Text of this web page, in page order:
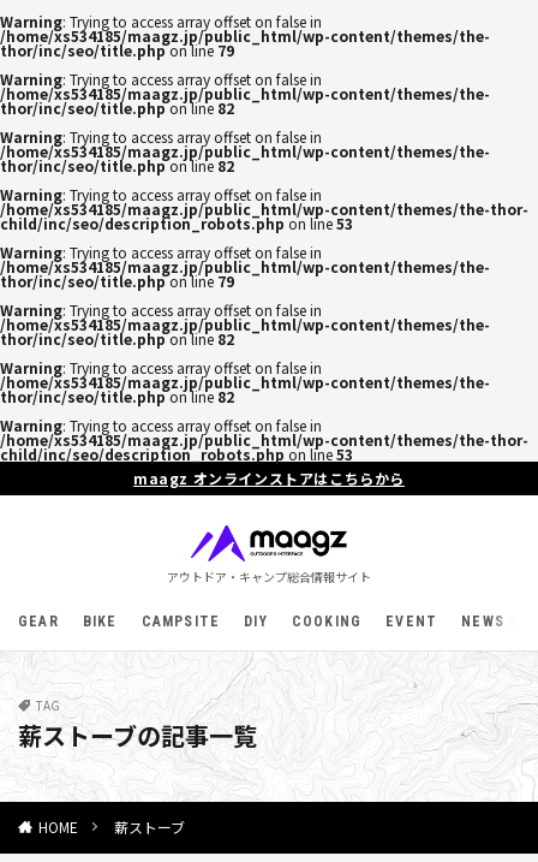
Warning: Trying to access array offset on false in
/home/xs534185/maagz.jp/public_html/wp-content/themes/the-
thor/inc/seo/title.phpon line 79
Warning: Trying to access array offset on false in
/home/xs534185/maagz.jp/public_html/wp-content/themes/the-
thor/inc/seo/title.phpon line 82
Warning: Trying to access array offset on false in
/home/xs534185/maagz.jp/public_html/wp-content/themes/the-
thor/inc/seo/title.phpon line 82
Warning: Trying to access array offset on false in
/home/xs534185/maagz.jp/public_html/wp-content/themes/the-thor-
child/inc/seo/description_robots.php on line53
Warning: Trying to access array offset on false in
/home/xs534185/maagz.jp/public_html/wp-content/themes/the-
thor/inc/seo/title.phpon line 79
Warning: Trying to access array offset on false in
/home/xs534185/maagz.jp/public_html/wp-content/themes/the-
thor/inc/seo/title.phpon line 82
Warning: Trying to access array offset on false in
/home/xs534185/maagz.jp/public_html/wp-content/themes/the-
thor/inc/seo/title.phpon line 82
Warning: Trying to access array offset on false in
/home/xs534185/maagz.jp/public_html/wp-content/themes/the-thor-
child/inc/seo/description_robots.php on line53
maagz オンラインストアはこちらから
アウトドア・キャンプ総合情報サイト
GEAR BIKE CAMPSITE DIY COOKING EVENT NEWS
TAG
薪ストーブの記事一覧
HOME 薪ストーブ